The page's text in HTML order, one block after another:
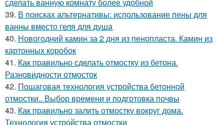
39. В поисках альтернативы: использование пены для
ванны вместо геля для душа
40. Новогодний камин за 2 дня из пенопласта. Камин из
картонных коробок
41. Как правильно сделать отмостку из бетона.
Разновидности отмосток
42. Пошаговая технология устройства бетонной
отмостки.. Выбор времени и подготовка почвы
43. Как правильно залить отмостку вокруг дома.
Технология устройства отмостки